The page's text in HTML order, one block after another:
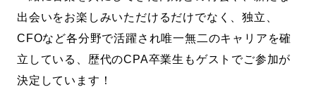
出会いをお楽しみいただけるだけでなく、独立、
CFOなど各分野で活躍され唯一無二のキャリアを確
立している、歴代のCPA卒業生もゲストでご参加が
決定しています！